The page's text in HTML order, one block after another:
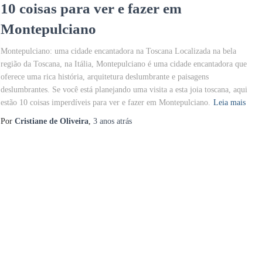
10 coisas para ver e fazer em
Montepulciano
Montepulciano: uma cidade encantadora na Toscana Localizada na bela
região da Toscana, na Itália, Montepulciano é uma cidade encantadora que
oferece uma rica história, arquitetura deslumbrante e paisagens
deslumbrantes. Se você está planejando uma visita a esta joia toscana, aqui
estão 10 coisas imperdíveis para ver e fazer em Montepulciano. Leia mais
Por Cristiane de Oliveira, 3 anos atrás